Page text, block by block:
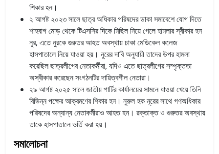
শিকার হন।
২ আগষ্ট ২০২৩ সালে ছাত্র অধিকার পরিষদের ডাকা সমাবেশে যোগ দিতে
শাহবাগ মোড় থেকে টিএসসির দিকে মিছিল নিয়ে গেলে হামলার স্বীকার হন
নুর, এতে নুরকে গুরুতর আহত অবস্থায় ঢাকা মেডিকেল কলেজ
হাসপাতালে নিয়ে যাওয়া হয়। নুরের দাবি অনুযায়ী তাদের উপর হামলা
করেছিল ছাত্রলীগের নেতাকর্মীরা, যদিও এতে ছাত্রলীগের সম্পৃক্ততা
অস্বীকার করেছেন সংগঠনটির দায়িত্বশীল নেতারা।
২৯ আগষ্ট ২০২৫ সালে জাতীয় পার্টির কার্যালয়ের সামনে ধাওয়া খেয়ে তিনি
বিভিন্ন পক্ষের আক্রমণের শিকার হন। নুরুল হক নূরের সাথে গণঅধিকার
পরিষদের অন্যান্য নেতাকর্মীরাও আহত হন। রক্তাক্ত ও গুরুতর অবস্থায়
তাকে হাসপাতালে ভর্তি করা হয়।
সমালোচনা